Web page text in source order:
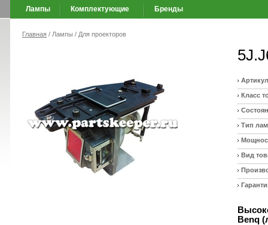
Лампы Комплектующие Бренды
Главная / Лампы / Для проекторов
Класс
Тип
Вид
Benq